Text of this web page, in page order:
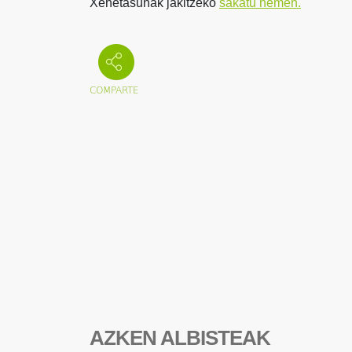
Xehetasunak jakitzeko sakatu hemen.
AZKEN ALBISTEAK